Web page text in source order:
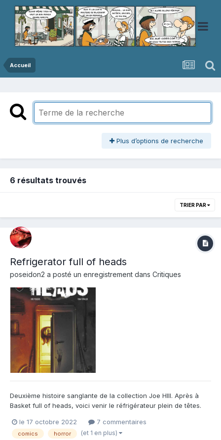
Accueil
Plus d’options de recherche
6 résultats trouvés
TRIER PAR
Refrigerator full of heads
poseidon2 a posté un enregistrement dans Critiques
Deuxième histoire sanglante de la collection Joe HIll. Après à
Basket full of heads, voici venir le réfrigérateur plein de têtes.
retrouve notre héroïne qui pensait avoir mis de côté ses
"mésaventures" avec des têtes vivantes et pensait vivre un...
le 17 octobre 2022 7 commentaires
comics horror (et 1 en plus)